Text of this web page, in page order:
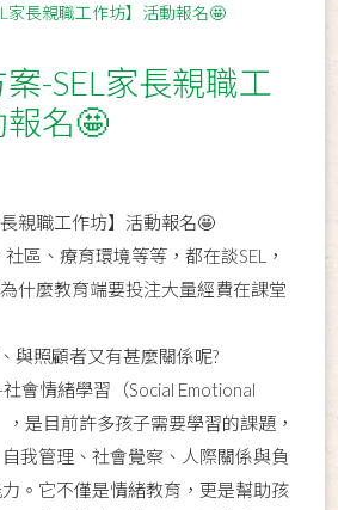
家長親職工作坊】活動報名🤩
-SEL家長親職工
名🤩
親職工作坊】活動報名🤩
區、療育環境等等，都在談SEL，
什麼教育端要投注大量經費在課堂
與照顧者又有甚麼關係呢?
會情緒學習（Social Emotional
，是目前許多孩子需要學習的課題，
我管理、社會覺察、人際關係與負
。它不僅是情緒教育，更是幫助孩